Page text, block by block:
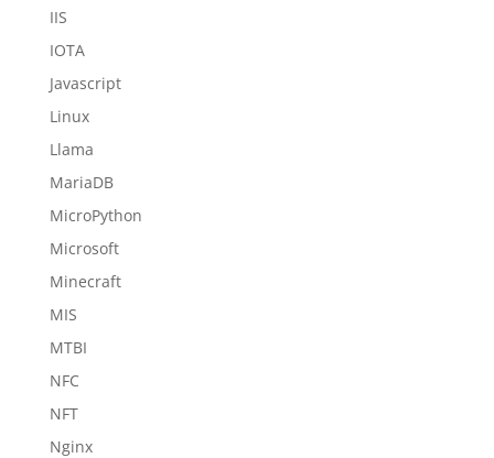
IIS
IOTA
Javascript
Linux
Llama
MariaDB
MicroPython
Microsoft
Minecraft
MIS
MTBI
NFC
NFT
Nginx